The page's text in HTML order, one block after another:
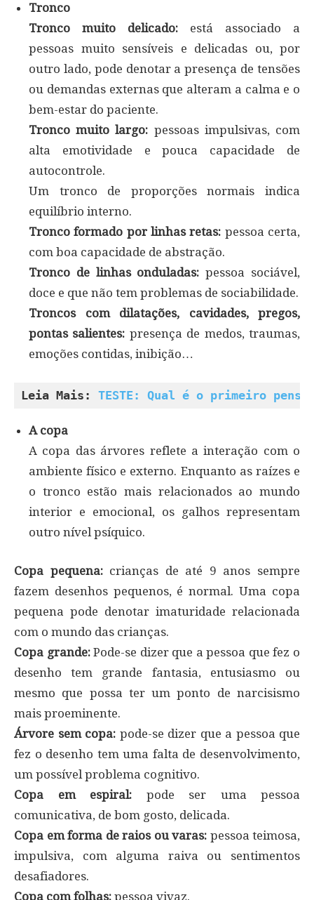
Tronco
Tronco muito delicado: está associado a
pessoas muito sensíveis e delicadas ou, por
outro lado, pode denotar a presença de tensões
ou demandas externas que alteram a calma e o
bem-estar do paciente.
Tronco muito largo: pessoas impulsivas, com
alta emotividade e pouca capacidade de
autocontrole.
Um tronco de proporções normais indica
equilíbrio interno.
Tronco formado por linhas retas: pessoa certa,
com boa capacidade de abstração.
Tronco de linhas onduladas: pessoa sociável,
doce e que não tem problemas de sociabilidade.
Troncos com dilatações, cavidades, pregos,
pontas salientes: presença de medos, traumas,
emoções contidas, inibição…
Leia Mais: TESTE: Qual é o primeiro
A copa
A copa das árvores reflete a interação com o
ambiente físico e externo. Enquanto as raízes e
o tronco estão mais relacionados ao mundo
interior e emocional, os galhos representam
outro nível psíquico.
Copa pequena:crianças de até 9 anos sempre
fazem desenhos pequenos, é normal. Uma copa
pequena pode denotar imaturidade relacionada
com o mundo das crianças.
Copa grande:Pode-se dizer que a pessoa que fez o
desenho tem grande fantasia, entusiasmo ou
mesmo que possa ter um ponto de narcisismo
mais proeminente.
Árvore sem copa: pode-se dizer que a pessoa que
fez o desenho tem uma falta de desenvolvimento,
um possível problema cognitivo.
Copa em espiral: pode ser uma pessoa
comunicativa, de bom gosto, delicada.
Copa em forma de raios ou varas: pessoa teimosa,
impulsiva, com alguma raiva ou sentimentos
desafiadores.
Copa com folhas: pessoa vivaz.